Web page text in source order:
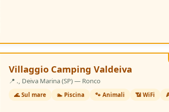
Villaggio Camping Valdeiva
3 Stelle
📍 ., Deiva Marina (SP) — Ronco
🌊 Sul mare 🏊 Piscina 🐾 Animali 📶 WiFi